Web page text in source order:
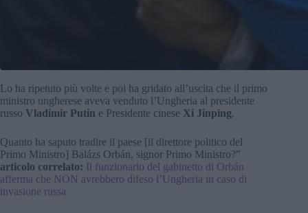
Lo ha ripetuto più volte e poi ha gridato all’uscita che il primo
ministro ungherese aveva venduto l’Ungheria al presidente
russo Vladimir Putin e Presidente cinese Xi Jinping.
Quanto ha saputo tradire il paese [il direttore politico del
Primo Ministro] Balázs Orbán, signor Primo Ministro?”
articolo correlato: Il funzionario del gabinetto di Orbán
afferma che NON avrebbero difeso l’Ungheria in caso di
invasione russa